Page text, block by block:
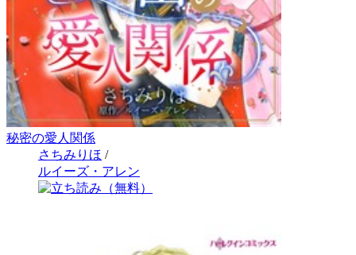
秘密の愛人関係
さちみりほ /
ルイーズ・アレン